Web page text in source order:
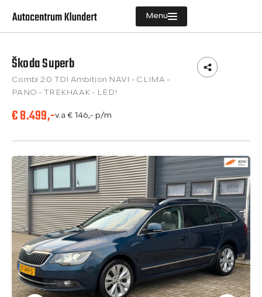
Menu
Diensten
Vacatures
Verkocht
Over ons
Contact
Škoda Superb
Combi 2.0 TDI Ambition NAVI - CLIMA -
PANO - TREKHAAK - LED!
€ 8.499,-v.a € 146,- p/m